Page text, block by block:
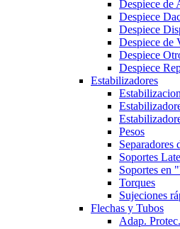
Despiece de
Despiece
Despiece
Despiece de
Despiece
Despiece
Estabilizadores
Pesos
Separadores
Soportes
Soportes en
Torques
Sujeciones
Flechas y Tubos
Adap.